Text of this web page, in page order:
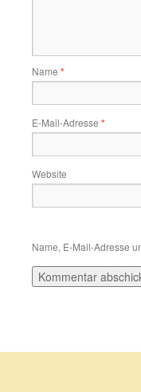
Name *
E-Mail-Adresse *
Website
Name, E-Mail-Adresse